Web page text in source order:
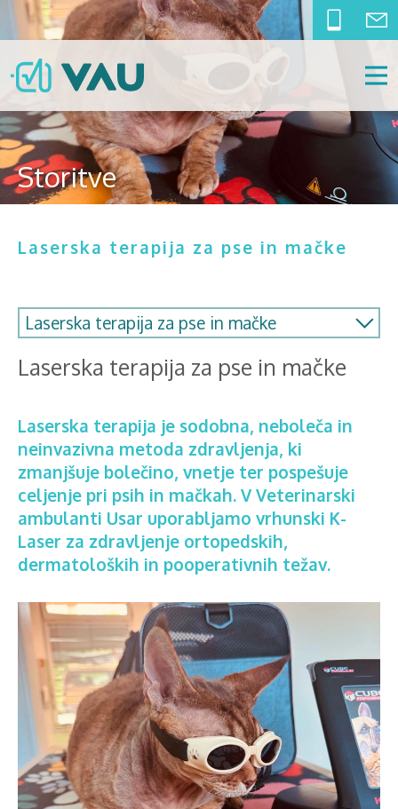
Storitve
Laserska terapija za pse in mačke
Laserska terapija za pse in mačke
Laserska terapija je sodobna, neboleča in
neinvazivna metoda zdravljenja, ki
zmanjšuje bolečino, vnetje ter pospešuje
celjenje pri psih in mačkah. V Veterinarski
ambulanti Usar uporabljamo vrhunski K-
Laser za zdravljenje ortopedskih,
dermatoloških in pooperativnih težav.